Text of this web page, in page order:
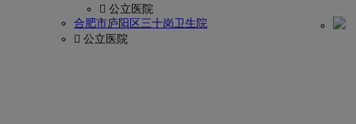
 公立医院
合肥市庐阳区三十岗卫生院
 公立医院